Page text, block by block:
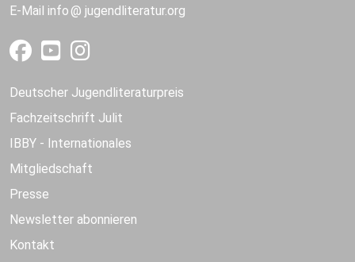
E-Mail info jugendliteratur.org
Deutscher Jugendliteraturpreis
Fachzeitschrift Julit
IBBY - Internationales
Mitgliedschaft
Presse
Newsletter abonnieren
Kontakt